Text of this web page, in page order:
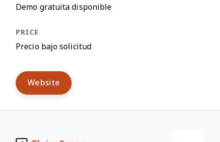
Demo gratuita disponible
Precio bajo solicitud
Website